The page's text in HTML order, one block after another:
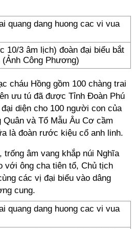
10/3 âm lịch) đoàn đại biểu bắt
Công Phương)
cháu Hồng gồm 100 chàng trai
ưu tú đã được Tỉnh Đoàn Phú
diện cho 100 người con của
và Tổ Mẫu Âu Cơ cầm
là đoàn rước kiệu cổ anh linh.
trống âm vang khắp núi Nghĩa
với ông cha tiên tổ, Chủ tịch
các vị đại biểu vào dâng
cung.